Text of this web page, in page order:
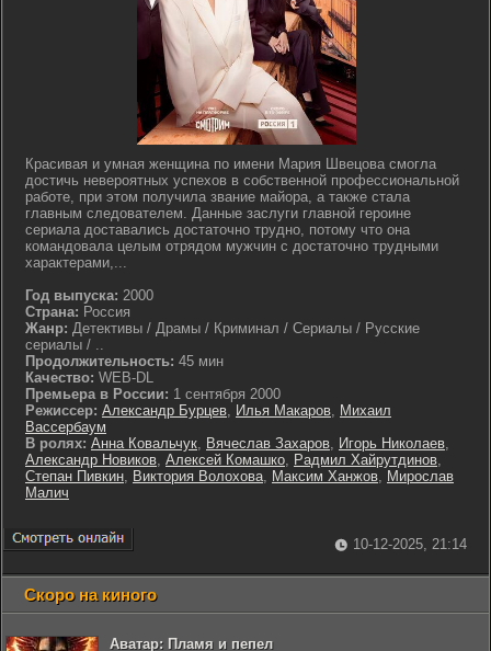
Красивая и умная женщина по имени Мария Швецова смогла
достичь невероятных успехов в собственной профессиональной
работе, при этом получила звание майора, а также стала
главным следователем. Данные заслуги главной героине
сериала доставались достаточно трудно, потому что она
командовала целым отрядом мужчин с достаточно трудными
характерами,...
Год выпуска: 2000
Страна: Россия
Жанр: Детективы / Драмы / Криминал / Сериалы / Русские
сериалы / ..
Продолжительность: 45 мин
Качество: WEB-DL
Премьера в России: 1 сентября 2000
Режиссер: Александр Бурцев, Илья Макаров, Михаил
Вассербаум
В ролях: Анна Ковальчук, Вячеслав Захаров, Игорь Николаев,
Александр Новиков, Алексей Комашко, Радмил Хайрутдинов,
Степан Пивкин, Виктория Волохова, Максим Ханжов, Мирослав
Малич
10-12-2025, 21:14
Скоро на киного
Аватар: Пламя и пепел